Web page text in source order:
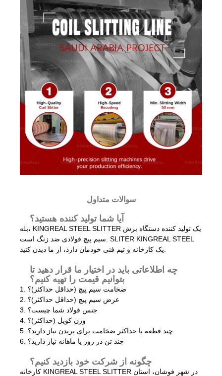
سوالات متداول
آیا شما تولید کننده هستید؟
بله، KINGREAL STEEL SLITTER یک تولید کننده دستگاه برش
سیم پیچ فولادی ضد زنگ است. SLITER KINGREAL STEEL
چه اطلاعاتی باید در اختیار ما قرار دهید تا
بتوانیم قیمت را تهیه کنیم؟
1. ضخامت سیم پیچ (حداقل حداکثر)؟
2. عرض سیم پیچ (حداقل حداکثر)؟
3. جنس فولاد شما چیست؟
4. وزن کویل (حداکثر)؟
5. چند قطعه با حداکثر ضخامت برای بریدن نیاز دارید؟
6. چند تن در روز یا ماهانه نیاز دارید؟
چگونه از شرکت خود بازدید کنیم؟
کارخانه KINGREAL STEEL SLITTER در شهر فوشان، استان